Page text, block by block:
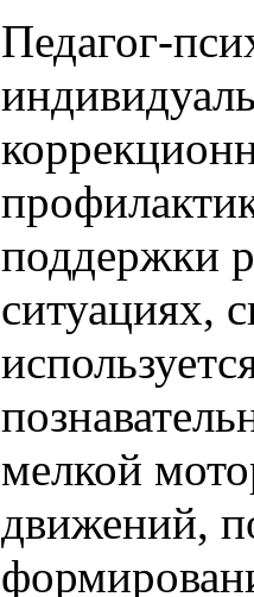
Педагог-
поддержки
ситуациях,
мелкой
движений,